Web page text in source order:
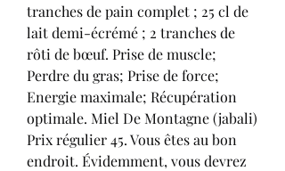
tranches de pain complet ; 25 cl de
lait demi-écrémé ; 2 tranches de
rôti de bœuf. Prise de muscle;
Perdre du gras; Prise de force;
Energie maximale; Récupération
optimale. Miel De Montagne (jabali)
Prix régulier 45. Vous êtes au bon
endroit. Évidemment, vous devrez